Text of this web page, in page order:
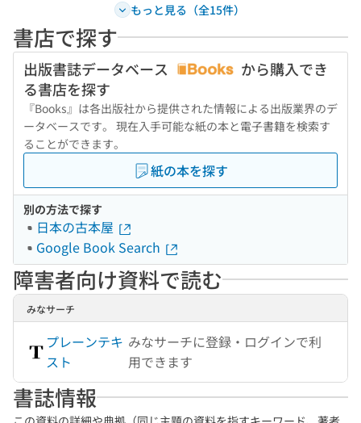
もっと見る（全15件）
書店で探す
出版書誌データベース
から購入でき
る書店を探す
『Books』は各出版社から提供された情報による出版業界のデ
ータベースです。 現在入手可能な紙の本と電子書籍を検索す
ることができます。
紙の本を探す
別の方法で探す
日本の古本屋
Google Book Search
障害者向け資料で読む
みなサーチ
プレーンテキ
スト
みなサーチに登録・ログインで利
用できます
書誌情報